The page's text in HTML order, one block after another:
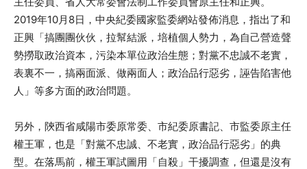
2019年10月8日，中央紀委國家監委網站發佈消息，指出了和
正興「搞團團伙伙，拉幫結派，培植個人勢力，為自己營造聲
勢撈取政治資本，污染本單位政治生態；對黨不忠誠不老實，
表裏不一，搞兩面派、做兩面人；政治品行惡劣，誣告陷害他
人」等多方面的政治問題。
另外，陝西省咸陽市委原常委、市紀委原書記、市監委原主任
權王軍，也是「對黨不忠誠、不老實，政治品行惡劣」的典
型。在落馬前，權王軍試圖用「自殺」干擾調查，但還是沒有